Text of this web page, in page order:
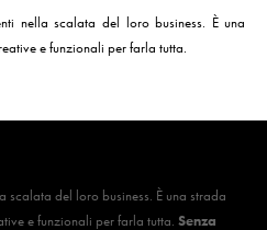
nella scalata del loro business. È una
e funzionali per farla tutta.
del loro business. È una strada
e funzionali per farla tutta. Senza